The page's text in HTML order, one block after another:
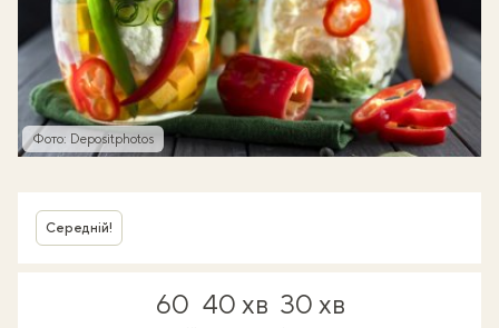
Фото: Depositphotos
Середній!
60 40 хв 30 хв